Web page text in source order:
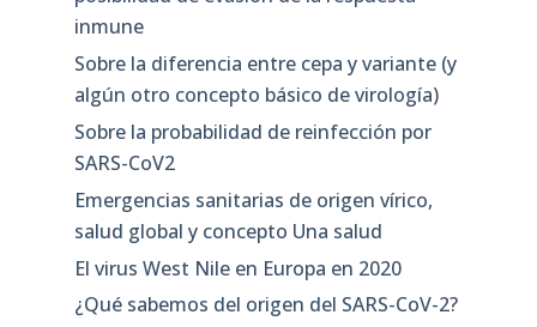
inmune
Sobre la diferencia entre cepa y variante (y
algún otro concepto básico de virología)
Sobre la probabilidad de reinfección por
SARS-CoV2
Emergencias sanitarias de origen vírico,
salud global y concepto Una salud
El virus West Nile en Europa en 2020
¿Qué sabemos del origen del SARS-CoV-2?